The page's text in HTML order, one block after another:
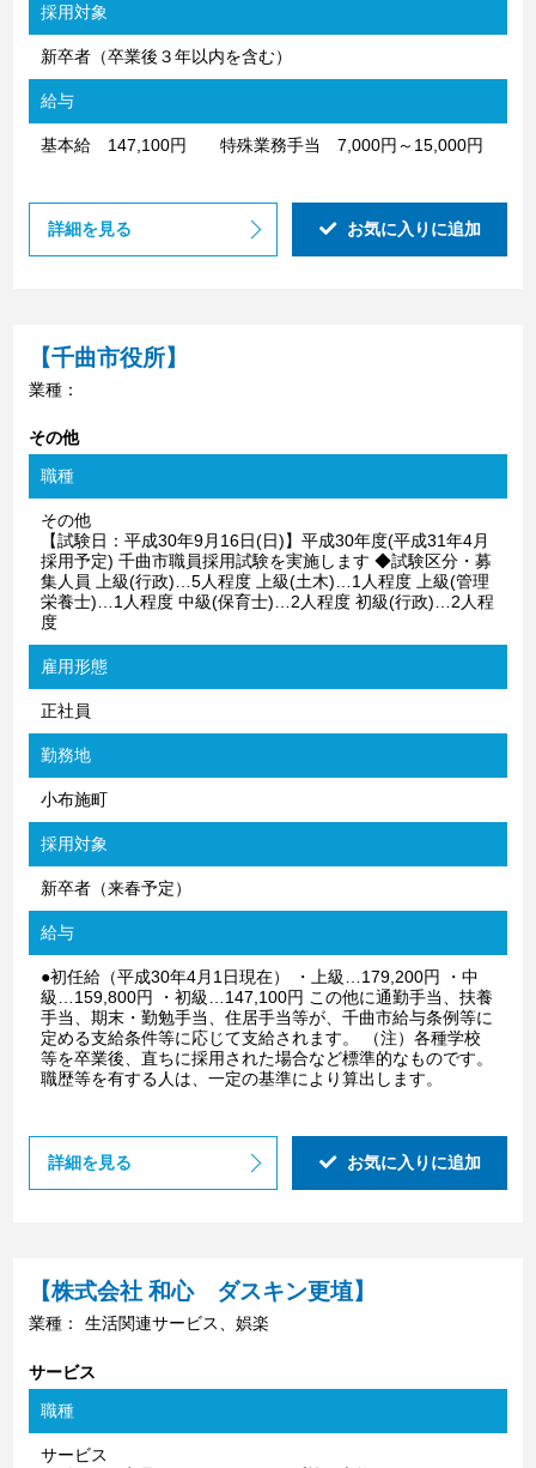
採用対象
新卒者（卒業後３年以内を含む）
給与
基本給 147,100円 特殊業務手当 7,000円～15,000円
詳細を見る お気に入りに追加
【千曲市役所】
業種：
その他
職種
その他
【試験日：平成30年9月16日(日)】平成30年度(平成31年4月
採用予定) 千曲市職員採用試験を実施します ◆試験区分・募
集人員 上級(行政)…5人程度 上級(土木)…1人程度 上級(管理
栄養士)…1人程度 中級(保育士)…2人程度 初級(行政)…2人程
度
雇用形態
正社員
勤務地
小布施町
採用対象
新卒者（来春予定）
給与
●初任給（平成30年4月1日現在） ・上級…179,200円 ・中
級…159,800円 ・初級…147,100円 この他に通勤手当、扶養
手当、期末・勤勉手当、住居手当等が、千曲市給与条例等に
定める支給条件等に応じて支給されます。 （注）各種学校
等を卒業後、直ちに採用された場合など標準的なものです。
職歴等を有する人は、一定の基準により算出します。
詳細を見る お気に入りに追加
【株式会社 和心 ダスキン更埴】
業種： 生活関連サービス、娯楽
サービス
職種
サービス